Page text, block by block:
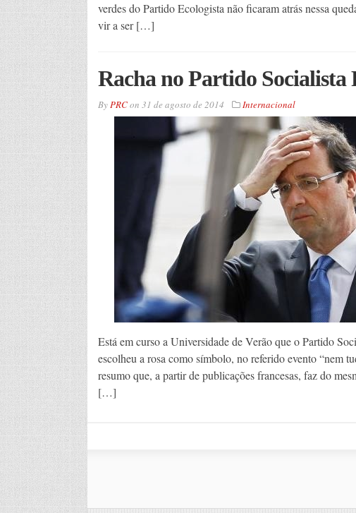
verdes do Partido Ecologista não ficaram atrás nessa
vir a ser […]
Racha no Partido Socialista
ByPRCon 31 de agosto de 2014 Internacional
Está em curso a Universidade de Verão que o Partido
escolheu a rosa como símbolo, no referido evento “nem
resumo que, a partir de publicações francesas, faz do
[…]